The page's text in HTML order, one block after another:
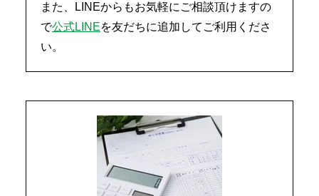
また、LINEからもお気軽にご相談頂けますの
で公式LINEを友だちに追加してご利用くださ
い。